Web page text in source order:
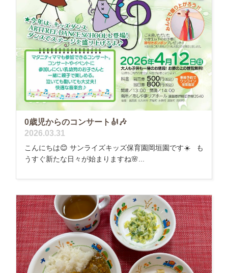
0歳児からのコンサート🎻🎶
2026.03.31
こんにちは😊 サンライズキッズ保育園岡垣園です☀️ も
うすぐ新たな日々が始まりますね🌸...